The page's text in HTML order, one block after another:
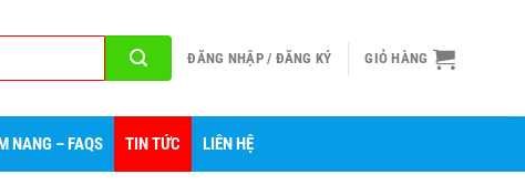
ĐĂNG NHẬP / ĐĂNG KÝ GIỎ HÀNG
NANG – FAQS TIN TỨC LIÊN HỆ